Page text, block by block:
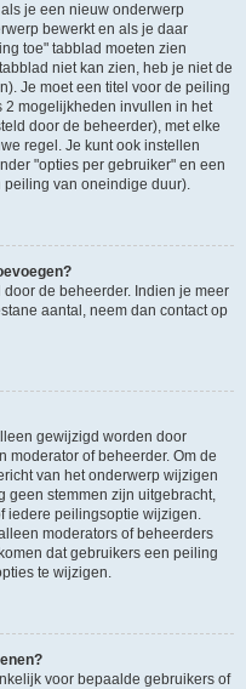
je een nieuw onderwerp
bewerkt en als je daar
toe" tabblad moeten zien
niet kan zien, heb je niet de
Je moet een titel voor de peiling
mogelijkheden invullen in het
door de beheerder), met elke
regel. Je kunt ook instellen
"opties per gebruiker" en een
van oneindige duur).
de beheerder. Indien je meer
aantal, neem dan contact op
gewijzigd worden door
moderator of beheerder. Om de
van het onderwerp wijzigen
geen stemmen zijn uitgebracht,
iedere peilingsoptie wijzigen.
moderators of beheerders
dat gebruikers een peiling
te wijzigen.
voor bepaalde gebruikers of